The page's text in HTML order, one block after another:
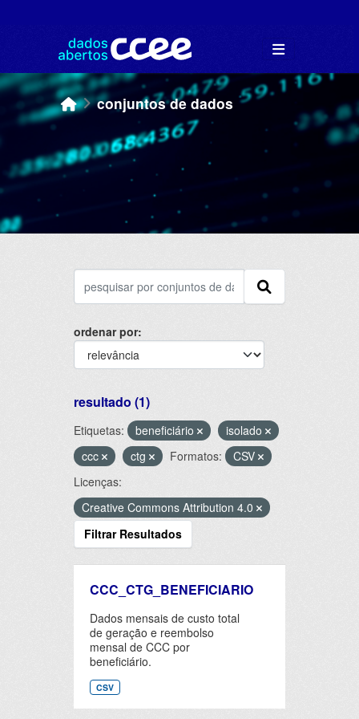
conjuntos de dados
ordenar por
resultado (1)
Etiquetas: beneficiário
isolado
ccc
ctg Formatos:
CSV
Licenças:
Creative Commons Attribution 4.0
Filtrar Resultados
CCC_CTG_BENEFICIARIO
Dados mensais de custo total
de geração e reembolso
mensal de CCC por
beneficiário.
CSV